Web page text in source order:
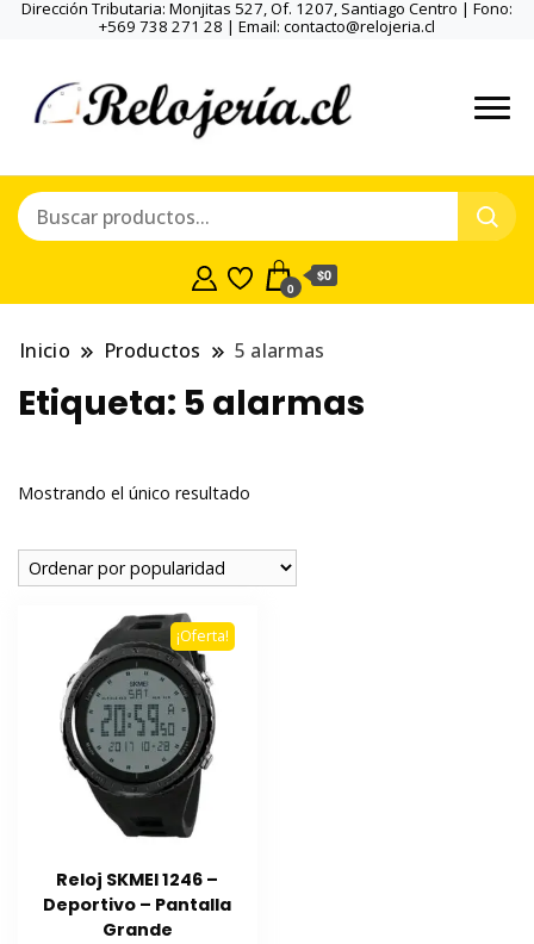
Dirección Tributaria: Monjitas 527, Of. 1207, Santiago Centro | Fono:
+569 738 271 28 | Email: contacto@relojeria.cl
0
$0
Inicio Productos 5 alarmas
Etiqueta: 5 alarmas
Mostrando el único resultado
¡Oferta!
Reloj SKMEI 1246 –
Deportivo – Pantalla
Grande